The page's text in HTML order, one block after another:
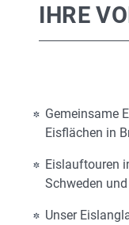
IHRE
Gemeinsame
Eisflächen in
Eislauftouren
Schweden
Unser